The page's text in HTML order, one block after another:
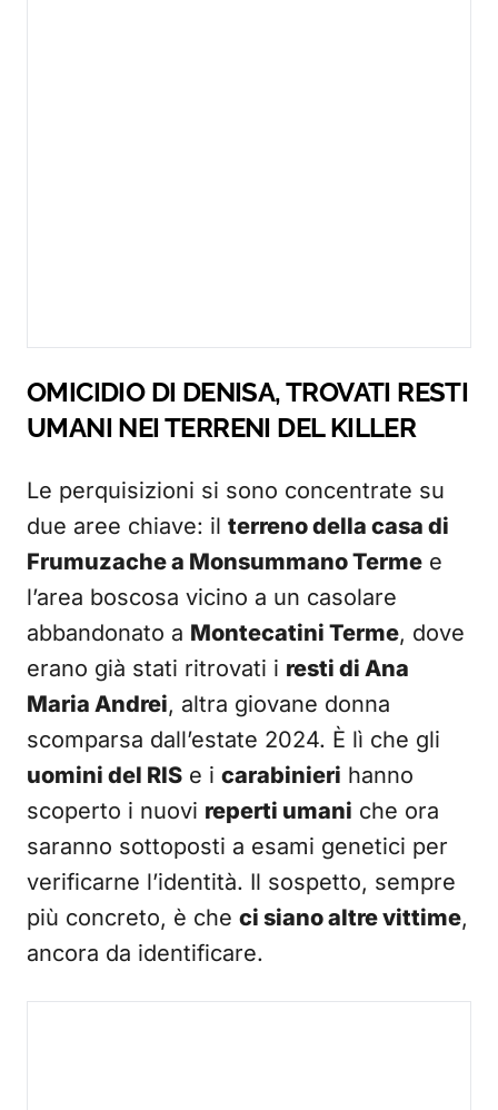
OMICIDIO DI DENISA, TROVATI RESTI
UMANI NEI TERRENI DEL KILLER
Le perquisizioni si sono concentrate su
due aree chiave: il terreno della casa di
Frumuzache a Monsummano Terme e
l’area boscosa vicino a un casolare
abbandonato a Montecatini Terme, dove
erano già stati ritrovati i resti di Ana
Maria Andrei, altra giovane donna
scomparsa dall’estate 2024. È lì che gli
uomini del RIS e i carabinieri hanno
scoperto i nuovi reperti umani che ora
saranno sottoposti a esami genetici per
verificarne l’identità. Il sospetto, sempre
più concreto, è che ci siano altre vittime,
ancora da identificare.